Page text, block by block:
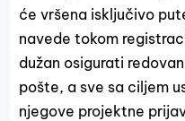
će vršena isključivo
navede tokom
dužan osigurati
pošte, a sve sa ciljem
njegove projektne